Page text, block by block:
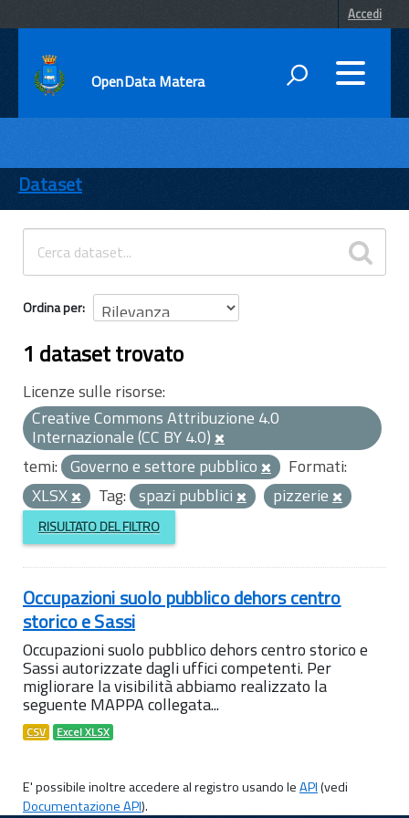
Accedi
OpenData Matera
ENTI
TEMI
INFORMAZIONI
Dataset
Ordina per
1 dataset trovato
Licenze sulle risorse:
Creative Commons Attribuzione 4.0
Internazionale (CC BY 4.0)
temi: Governo e settore pubblico
Formati:
XLSX
Tag: spazi pubblici pizzerie
RISULTATO DEL FILTRO
Occupazioni suolo pubblico dehors centro
storico e Sassi
Occupazioni suolo pubblico dehors centro storico e
Sassi autorizzate dagli uffici competenti. Per
migliorare la visibilità abbiamo realizzato la
seguente MAPPA collegata...
CSV Excel XLSX
E' possibile inoltre accedere al registro usando leAPI(vedi
Documentazione API).